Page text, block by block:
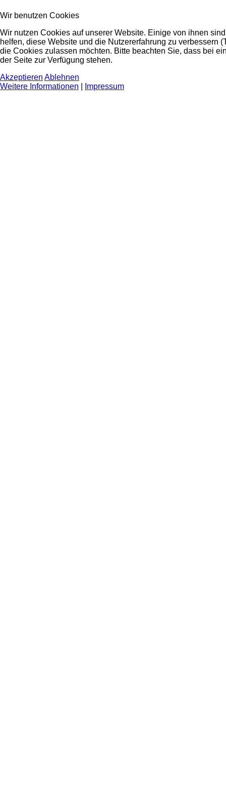
Wir benutzen Cookies
Wir nutzen Cookies auf unserer Website. Einige von ihnen
helfen, diese Website und die Nutzererfahrung zu verbessern
die Cookies zulassen möchten. Bitte beachten Sie, dass bei
der Seite zur Verfügung stehen.
Akzeptieren Ablehnen
Weitere Informationen
Impressum